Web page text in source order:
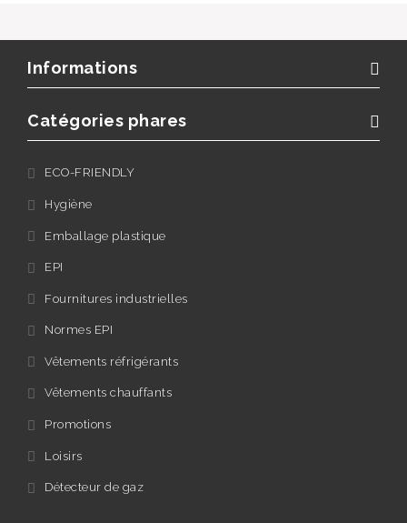
Informations
Catégories phares
ECO-FRIENDLY
Hygiène
Emballage plastique
EPI
Fournitures industrielles
Normes EPI
Vêtements réfrigérants
Vêtements chauffants
Promotions
Loisirs
Détecteur de gaz